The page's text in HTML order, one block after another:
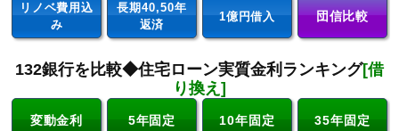
リノベ費用込
み
長期40,50年
返済
1億円借入 団信比較
132銀行を比較◆住宅ローン実質金利ランキング[借
り換え]
変動金利 5年固定 10年固定 35年固定